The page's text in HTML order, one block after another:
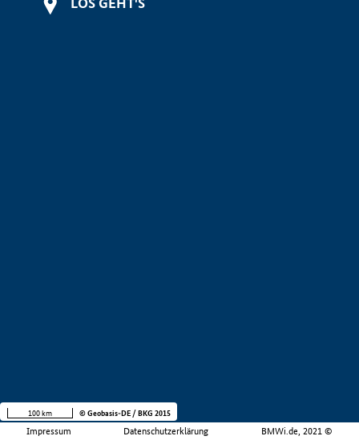
Impressum Datenschutzerklärung BMWi.de, 2021 ©
100 km © Geobasis-DE / BKG 2015